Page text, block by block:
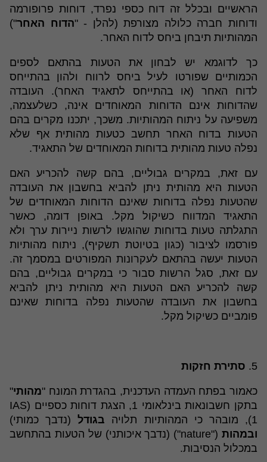
הראשיים ובכלל זה דוח כספי נפרד, דוחות פרופורמה
ודוחות חברה כלולה מצורפת (להלן - "הדוח האחר")
המהותיות תיבחן ביחס לדוח האחר.
כך לדוגמא יש לבחון את הטעות בהתאם לספים
הכמותיים שפורטו לעיל ביחס לרווח ולהון בהתייחס
לדוח האחר (או בהתייחס לתאגיד האחר). העובדה
שהדוחות אינם הדוחות המאוחדים אינה, כשלעצמה,
משפיעה על ניתוח המהותיות. משכך, יתכנו מקרים בהם
הטעות בדוח האחר תחשב כטעות מהותית אף שלא
נפלה טעות מהותית בדוחות המאוחדים של התאגיד.
עם זאת, במקרים גבוליים, בהם קשה להכריע האם
הטעות היא מהותית ניתן להביא בחשבון את העובדה
שהטעות נפלה בדוחות שאינם הדוחות המאוחדים של
התאגיד המדווח כשיקול מקל. באופן דומה, כאשר
התגלתה טעות בדוחות שהוגשו לרשות ניירות ערך ולא
פורסמו לציבור (כגון בטיוטת תשקיף), ניתוח מהותיות
הטעות יעשה בהתאם לעקרונות המפורטים במסמך זה.
עם זאת, סגל הרשות סבור כי במקרים גבוליים, בהם
קשה להכריע האם הטעות היא מהותית ניתן להביא
בחשבון את העובדה שהטעות נפלה בדוחות שאינם
פומביים כשיקול מקל.
5. סתירת חזקות
כאמור בפתח העמדה העדכנית, בהגדרת המונח "מהותי"
בתקן חשבונאות בינלאומי 1, הצגת דוחות כספיים (IAS
1), מובהר כי המהותיות תלויה
בגודל(נדבך כמותי)
ובמהות
("nature") (נדבך איכותני) של הטעות בהתחשב
במכלול הנסיבות.